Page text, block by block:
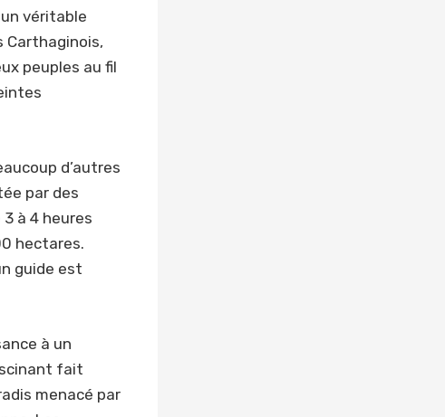
véritable
Carthaginois,
peuples au fil
d’autres
par des
à 4 heures
hectares.
guide est
à un
fait
menacé par